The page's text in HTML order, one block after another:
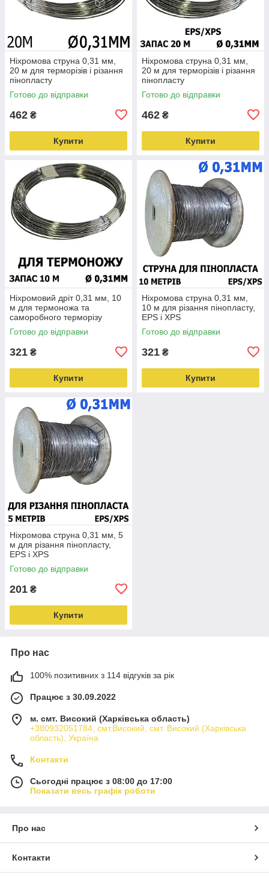
Ніхромова струна 0,31 мм,
20 м для терморізів і різання
пінопласту
Готово до відправки
462 ₴
Купити
Ніхромова струна 0,31 мм,
20 м для терморізів і різання
пінопласту
Готово до відправки
462 ₴
Купити
Ніхромовий дріт 0,31 мм, 10
м для термоножа та
саморобного терморізу
Готово до відправки
321 ₴
Купити
Ніхромова струна 0,31 мм,
10 м для різання пінопласту,
EPS і XPS
Готово до відправки
321 ₴
Купити
Ніхромова струна 0,31 мм, 5
м для різання пінопласту,
EPS і XPS
Готово до відправки
201 ₴
Купити
Про нас
100% позитивних з 114 відгуків за рік
Працює з 30.09.2022
м. смт. Високий (Харківська область)
+380932051784, смт.Високий, смт. Високий (Харківська
область), Україна
Контакти
Сьогодні працює з 08:00 до 17:00
Показати весь графік роботи
Про нас
Контакти